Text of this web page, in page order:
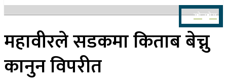
खोज्नुहोस
महावीरले सडकमा किताब बेच्नु
कानुन विपरीत